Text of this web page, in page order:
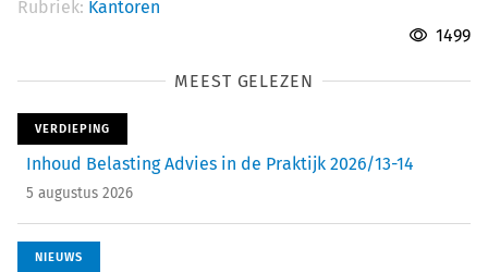
Rubriek: Kantoren
1499
MEEST GELEZEN
VERDIEPING
Inhoud Belasting Advies in de Praktijk 2026/13-14
5 augustus 2026
NIEUWS